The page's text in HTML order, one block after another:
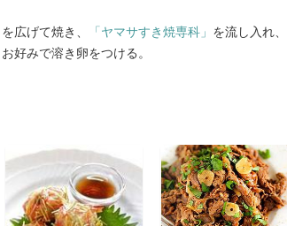
広げて焼き、 「ヤマサすき焼専科」 を流し入れ、
好みで溶き卵をつける。